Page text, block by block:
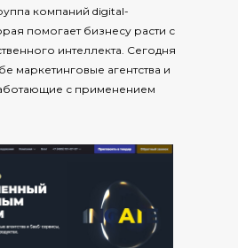
компаний digital-
помогает бизнесу расти с
интеллекта. Сегодня
маркетинговые агентства и
с применением